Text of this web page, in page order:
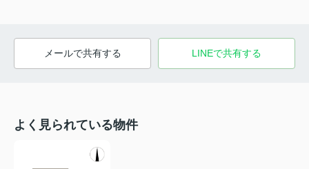
メールで共有する LINEで共有する
よく見られている物件